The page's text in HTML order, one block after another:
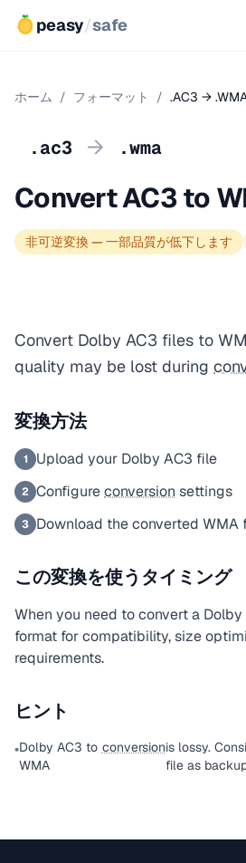
peasy/safe
ホーム / フォーマット / .AC3 →
.ac3 → .wma
Convert AC3 to
非可逆変換 — 一部品質が低下します
Convert Dolby AC3 files to
quality may be lost during
変換方法
1 Upload your Dolby AC3 file
2 Configureconversion settings
3 Download the converted WMA
この変換を使うタイミング
When you need to convert a
format for compatibility, size
requirements.
ヒント
•Dolby AC3 to
WMA
conversionis lossy.
file as